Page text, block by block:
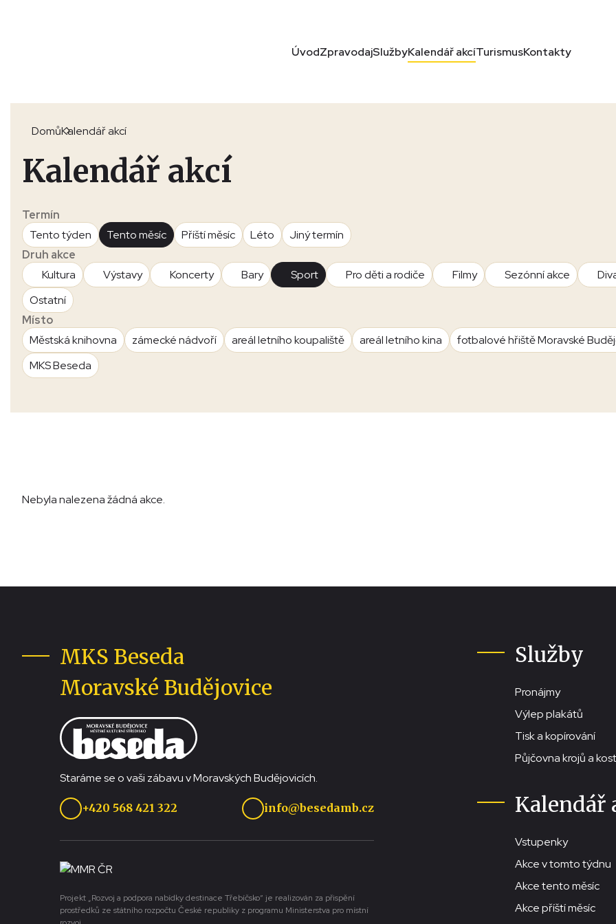
ÚvodZpravodajSlužbyKalendář akcíTurismusKontakty
DomůKalendář akcí
Kalendář akcí
Termín
Tento týden
Tento měsíc Příští měsíc Léto
Jiný termín
Druh akce
Kultura
Výstavy Koncerty Bary Sport Pro děti a rodiče Filmy Sezónní akce
Ostatní
Místo
Městská knihovna
zámecké nádvoří areál letního koupaliště areál letního kina
fotbalové hřiště Moravské
MKS Beseda
Nebyla nalezena žádná akce.
MKS Beseda
Moravské Budějovice
Staráme se o vaši zábavu v Moravských Budějovicích.
+420 568 421 322 info@besedamb.cz
Projekt „Rozvoj a podpora nabídky destinace Třebíčsko“ je realizován za přispění
prostředků ze státního rozpočtu České republiky z programu Ministerstva pro místní
Služby
Pronájmy
Výlep plakátů
Tisk a kopírování
Půjčovna krojů a
Kalendář
Vstupenky
Akce v tomto týdnu
Akce tento měsíc
Akce příští měsíc